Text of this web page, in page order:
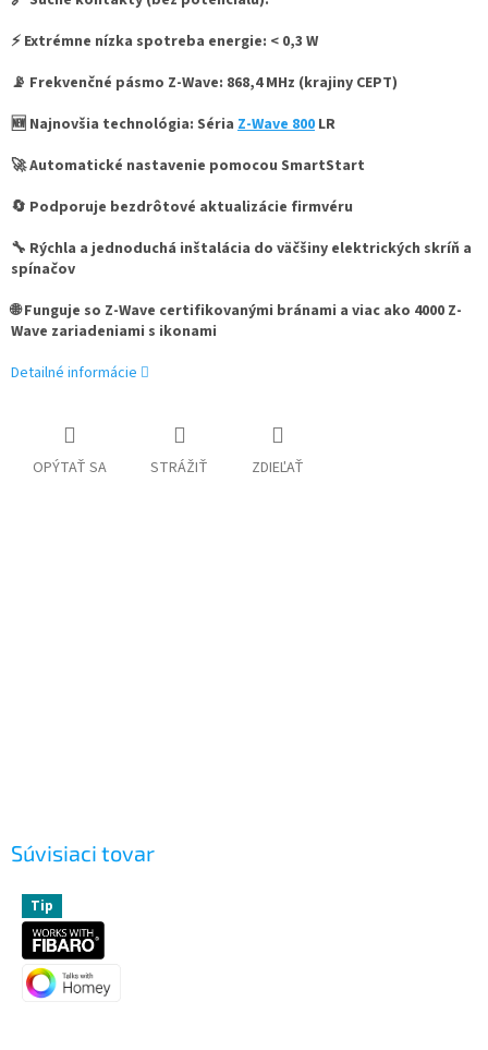
⚡ Extrémne nízka spotreba energie: < 0,3 W
📡 Frekvenčné pásmo Z-Wave: 868,4 MHz (krajiny CEPT)
🆕 Najnovšia technológia: Séria Z-Wave 800 LR
🚀 Automatické nastavenie pomocou SmartStart
🔄 Podporuje bezdrôtové aktualizácie firmvéru
🔧 Rýchla a jednoduchá inštalácia do väčšiny elektrických skríň a
spínačov
🌐 Funguje so Z-Wave certifikovanými bránami a viac ako 4000 Z-
Wave zariadeniami s ikonami
Detailné informácie
OPÝTAŤ SA STRÁŽIŤ ZDIEĽAŤ
Súvisiaci tovar
Tip